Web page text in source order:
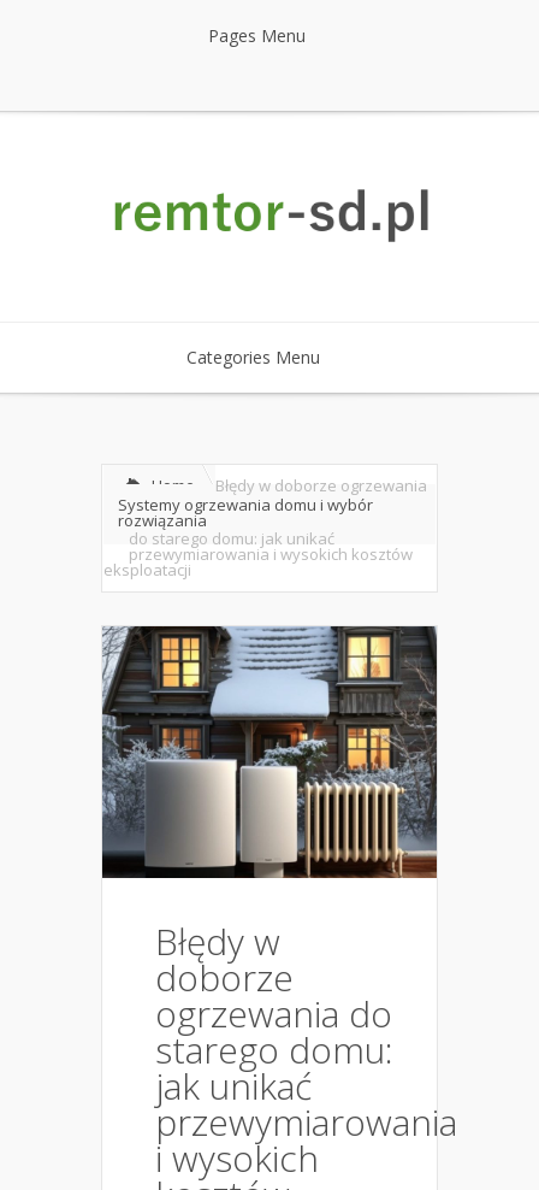
Pages Menu
Categories Menu
Home
Systemy ogrzewania domu i wybór
rozwiązania
Błędy w doborze ogrzewania
do starego domu: jak unikać
przewymiarowania i wysokich kosztów
eksploatacji
Błędy w
doborze
ogrzewania do
starego domu:
jak unikać
przewymiarowania
i wysokich